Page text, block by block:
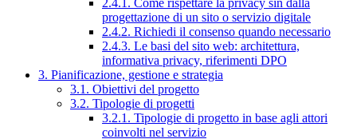
2.4.1. Come rispettare la privacy sin dalla
progettazione di un sito o servizio digitale
2.4.2. Richiedi il consenso quando necessario
2.4.3. Le basi del sito web: architettura,
informativa privacy, riferimenti DPO
3. Pianificazione, gestione e strategia
3.1. Obiettivi del progetto
3.2. Tipologie di progetti
3.2.1. Tipologie di progetto in base agli attori
coinvolti nel servizio